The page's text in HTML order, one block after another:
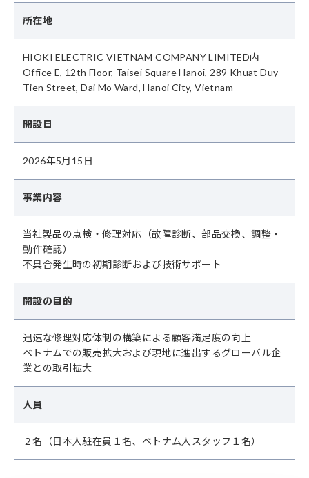
所在地
HIOKI ELECTRIC VIETNAM COMPANY LIMITED内
Office E, 12th Floor, Taisei Square Hanoi, 289 Khuat Duy
Tien Street, Dai Mo Ward, Hanoi City, Vietnam
開設日
2026年5月15日
事業内容
当社製品の点検・修理対応（故障診断、部品交換、調整・
動作確認）
不具合発生時の初期診断および技術サポート
開設の目的
迅速な修理対応体制の構築による顧客満足度の向上
ベトナムでの販売拡大および現地に進出するグローバル企
業との取引拡大
人員
２名（日本人駐在員１名、ベトナム人スタッフ１名）